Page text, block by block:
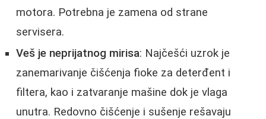
motora. Potrebna je zamena od strane
servisera.
Veš je neprijatnog mirisa: Najčešći uzrok je
zanemarivanje čišćenja fioke za deterđent i
filtera, kao i zatvaranje mašine dok je vlaga
unutra. Redovno čišćenje i sušenje rešavaju